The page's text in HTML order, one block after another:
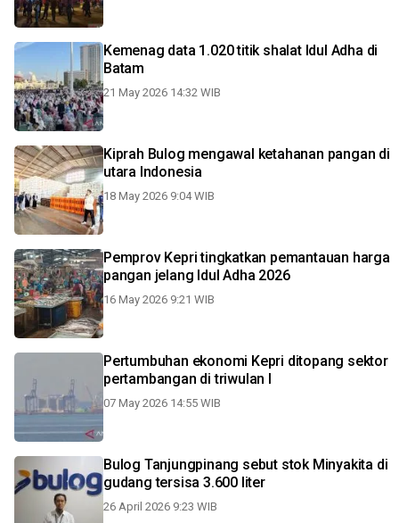
Kemenag data 1.020 titik shalat Idul Adha di
Batam
21 May 2026 14:32 WIB
Kiprah Bulog mengawal ketahanan pangan di
utara Indonesia
18 May 2026 9:04 WIB
Pemprov Kepri tingkatkan pemantauan harga
pangan jelang Idul Adha 2026
16 May 2026 9:21 WIB
Pertumbuhan ekonomi Kepri ditopang sektor
pertambangan di triwulan I
07 May 2026 14:55 WIB
Bulog Tanjungpinang sebut stok Minyakita di
gudang tersisa 3.600 liter
26 April 2026 9:23 WIB